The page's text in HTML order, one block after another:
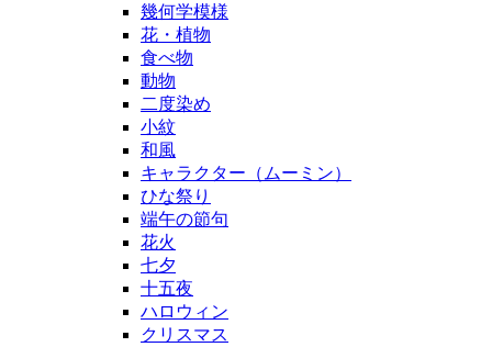
幾何学模様
花・植物
食べ物
動物
二度染め
小紋
和風
キャラクター（ムーミン）
ひな祭り
端午の節句
花火
七夕
十五夜
ハロウィン
クリスマス